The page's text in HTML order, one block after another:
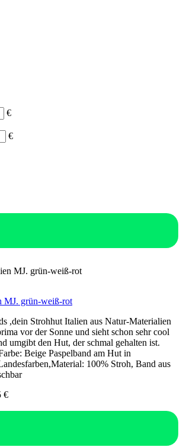
€
€
MJ. grün-weiß-rot
,dein Strohhut Italien aus Natur-Materialien
vor der Sonne und sieht schon sehr cool
umgibt den Hut, der schmal gehalten ist.
Beige Paspelband am Hut in
100% Stroh, Band aus
€